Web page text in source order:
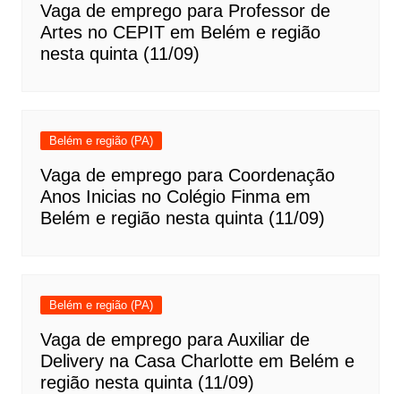
Vaga de emprego para Professor de
Artes no CEPIT em Belém e região
nesta quinta (11/09)
Belém e região (PA)
Vaga de emprego para Coordenação
Anos Inicias no Colégio Finma em
Belém e região nesta quinta (11/09)
Belém e região (PA)
Vaga de emprego para Auxiliar de
Delivery na Casa Charlotte em Belém e
região nesta quinta (11/09)